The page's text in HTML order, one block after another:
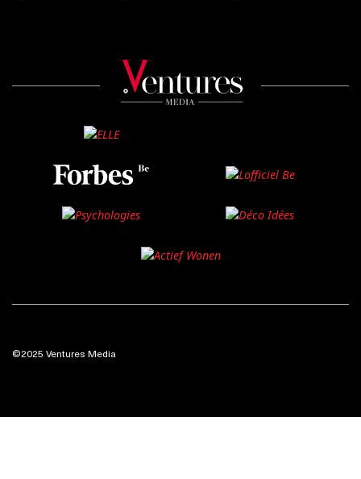
©2025 Ventures Media